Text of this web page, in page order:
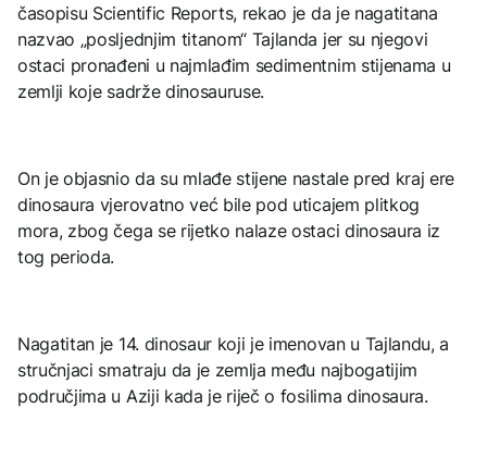
časopisu Scientific Reports, rekao je da je nagatitana
nazvao „posljednjim titanom“ Tajlanda jer su njegovi
ostaci pronađeni u najmlađim sedimentnim stijenama u
zemlji koje sadrže dinosauruse.
On je objasnio da su mlađe stijene nastale pred kraj ere
dinosaura vjerovatno već bile pod uticajem plitkog
mora, zbog čega se rijetko nalaze ostaci dinosaura iz
tog perioda.
Nagatitan je 14. dinosaur koji je imenovan u Tajlandu, a
stručnjaci smatraju da je zemlja među najbogatijim
područjima u Aziji kada je riječ o fosilima dinosaura.